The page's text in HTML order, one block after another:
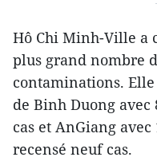
Hô Chi Minh-Ville a
plus grand nombre
contaminations.
de Binh Duong avec
cas et AnGiang
recensé neuf cas.